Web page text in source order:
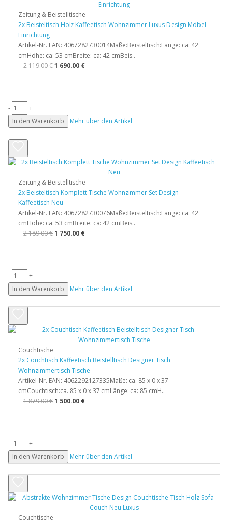
Zeitung & Beistelltische
2x Beisteltisch Holz Kaffeetisch Wohnzimmer Luxus Design Möbel
Einrichtung
Artikel-Nr. EAN: 4067282730014Maße:Beisteltisch:Länge: ca: 42
cmHöhe: ca: 53 cmBreite: ca: 42 cmBeis..
2 119.00 €1 690.00 €
-
+
In den Warenkorb
Mehr über den Artikel
Zeitung & Beistelltische
2x Beisteltisch Komplett Tische Wohnzimmer Set Design
Kaffeetisch Neu
Artikel-Nr. EAN: 4067282730076Maße:Beisteltisch:Länge: ca: 42
cmHöhe: ca: 53 cmBreite: ca: 42 cmBeis..
2 189.00 €1 750.00 €
-
+
In den Warenkorb
Mehr über den Artikel
Couchtische
2x Couchtisch Kaffeetisch Beistelltisch Designer Tisch
Wohnzimmertisch Tische
Artikel-Nr. EAN: 4062292127335Maße: ca. 85 x 0 x 37
cmCouchtisch:ca. 85 x 0 x 37 cmLänge: ca: 85 cmH..
1 879.00 €1 500.00 €
-
+
In den Warenkorb
Mehr über den Artikel
Couchtische